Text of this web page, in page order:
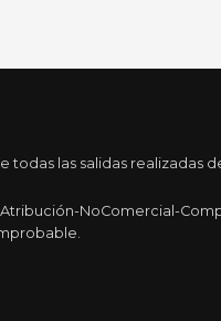
las salidas realizadas
NoComercial-